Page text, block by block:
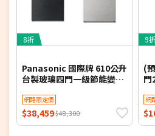
自動製冰 (80分鐘快速製冰/主要
環保新冷媒R600a
8折
Panasonic 國際牌 610公升
台製玻璃四門一級節能變頻
本安裝【限時優惠】
網路限定價
$38,459$48,300
9折
(
門
網